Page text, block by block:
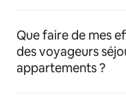
Que faire de mes
des voyageurs
appartements ?